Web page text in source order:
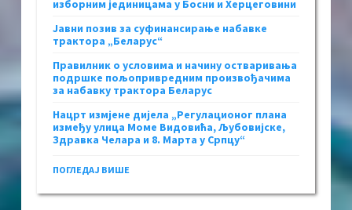
изборним јединицама у Босни и Херцеговини
Јавни позив за суфинансирање набавке
трактора „Беларус“
Правилник о условима и начину остваривања
подршке пољопривредним произвођачима
за набавку трактора Беларус
Нацрт измјене дијела „Регулационог плана
између улица Моме Видовића, Љубовијске,
Здравка Челара и 8. Марта у Српцу“
ПОГЛЕДАЈ ВИШЕ